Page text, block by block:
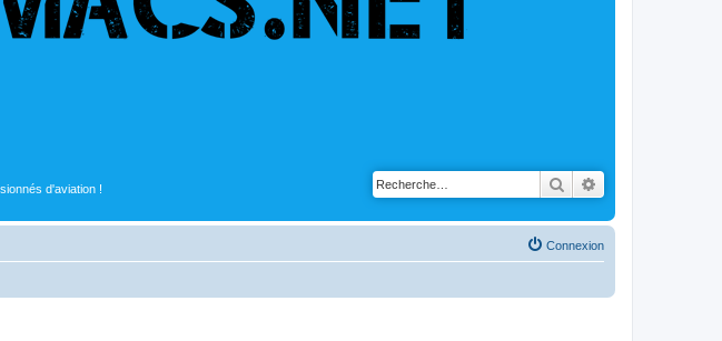
d'aviation ! Rechercher
Connexion